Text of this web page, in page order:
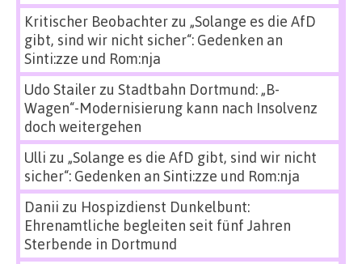
Kritischer Beobachterzu „Solange es die AfD
gibt, sind wir nicht sicher“: Gedenken an
Sinti:zze und Rom:nja
Udo Stailerzu Stadtbahn Dortmund: „B-
Wagen“-Modernisierung kann nach Insolvenz
doch weitergehen
Ulli zu „Solange es die AfD gibt, sind wir nicht
sicher“: Gedenken an Sinti:zze und Rom:nja
Danii zu Hospizdienst Dunkelbunt:
Ehrenamtliche begleiten seit fünf Jahren
Sterbende in Dortmund